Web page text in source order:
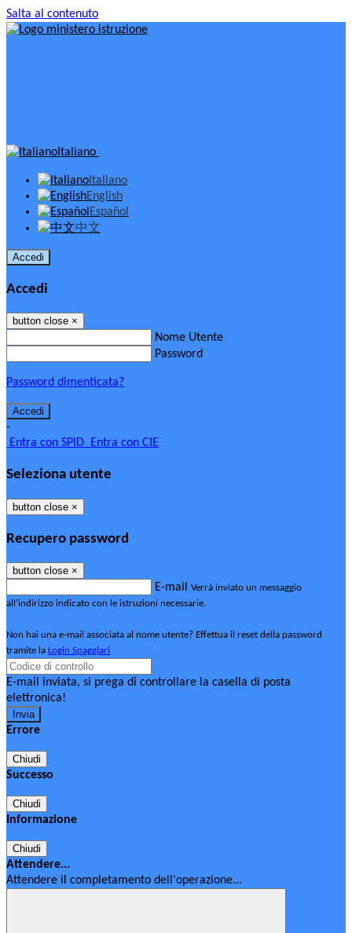
Salta al contenuto
Italiano
Italiano
English
Español
中文
Accedi
Accedi
button close ×
Nome Utente
Password
Password dimenticata?
-
Entra con SPID Entra con CIE
Seleziona utente
button close ×
Recupero password
button close ×
E-mail Verrà inviato un messaggio
all'indirizzo indicato con le istruzioni necessarie.
Non hai una e-mail associata al nome utente? Effettua il reset della password
tramite la Login Spaggiari
E-mail inviata, si prega di controllare la casella di posta
elettronica!
Errore
Chiudi
Successo
Chiudi
Informazione
Chiudi
Attendere...
Attendere il completamento dell'operazione...